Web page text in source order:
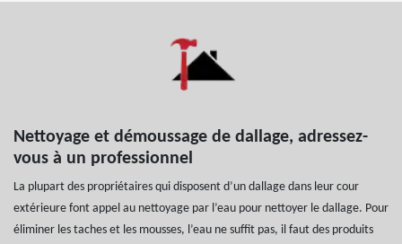
Nettoyage et démoussage de dallage, adressez-
vous à un professionnel
La plupart des propriétaires qui disposent d’un dallage dans leur cour
extérieure font appel au nettoyage par l’eau pour nettoyer le dallage. Pour
éliminer les taches et les mousses, l’eau ne suffit pas, il faut des produits